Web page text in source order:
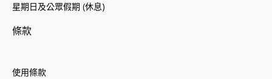
星期日及公眾假期 (休息)
條款
使用條款